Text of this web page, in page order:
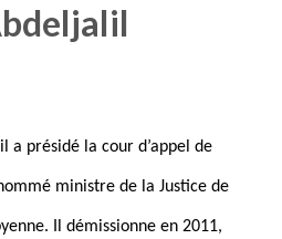
a présidé la cour d’appel de
ministre de la Justice de
Il démissionne en 2011,